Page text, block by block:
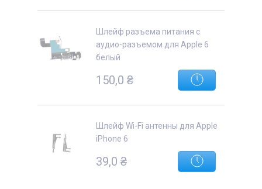
Шлейф разъема питания с
аудио-разъемом для Apple 6
белый
150,0 ₴
Шлейф Wi-Fi антенны для Apple
iPhone 6
39,0 ₴